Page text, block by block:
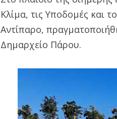
Κλίμα, τις Υποδομές και
Αντίπαρο,
Δημαρχείο Πάρου.